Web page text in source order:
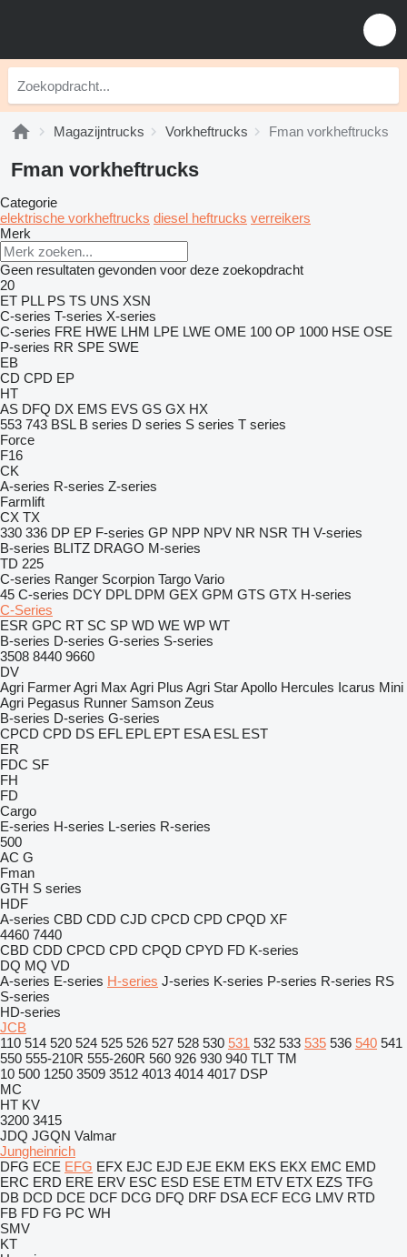
Magazijntrucks Vorkheftrucks Fman vorkheftrucks
Fman vorkheftrucks
Categorie
elektrische vorkheftrucks diesel heftrucks verreikers
Merk
Geen resultaten gevonden voor deze zoekopdracht
20
ET PLL PS TS UNS XSN
C-series T-series X-series
C-series FRE HWE LHM LPE LWE OME 100 OP 1000 HSE OSE
P-series RR SPE SWE
EB
CD CPD EP
HT
AS DFQ DX EMS EVS GS GX HX
553 743 BSL B series D series S series T series
Force
F16
CK
A-series R-series Z-series
Farmlift
CX TX
330 336 DP EP F-series GP NPP NPV NR NSR TH V-series
B-series BLITZ DRAGO M-series
TD 225
C-series Ranger Scorpion Targo Vario
45 C-series DCY DPL DPM GEX GPM GTS GTX H-series
C-Series
ESR GPC RT SC SP WD WE WP WT
B-series D-series G-series S-series
3508 8440 9660
DV
Agri FarmerAgri Max Agri Plus Agri StarApollo Hercules Icarus Mini
Agri Pegasus Runner Samson Zeus
B-series D-series G-series
CPCD CPD DS EFL EPL EPT ESA ESL EST
ER
FDC SF
FH
FD
Cargo
E-series H-series L-series R-series
500
AC G
Fman
GTH S series
HDF
A-series CBD CDD CJD CPCD CPD CPQD XF
4460 7440
CBD CDD CPCD CPD CPQD CPYD FD K-series
DQ MQ VD
A-series E-series H-series J-series K-series P-series R-series RS
S-series
HD-series
JCB
110 514 520 524 525 526 527 528 530 531 532 533 535 536 540 541
550 555-210R 555-260R 560 926 930 940 TLT TM
10 500 1250 3509 3512 4013 4014 4017 DSP
MC
HT KV
3200 3415
JDQ JGQN Valmar
Jungheinrich
DFG ECE EFG EFX EJC EJD EJE EKM EKS EKX EMC EMD
ERC ERD ERE ERV ESC ESD ESE ETM ETV ETX EZS TFG
DB DCD DCE DCF DCG DFQ DRF DSA ECF ECG LMV RTD
FB FD FG PC WH
SMV
KT